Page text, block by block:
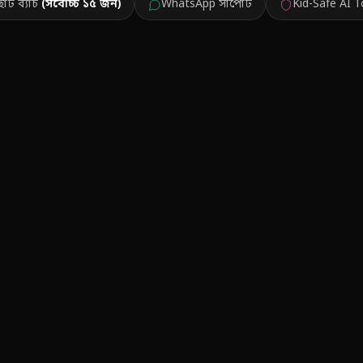
ব্যাচ (সর্বোচ্চ ১৫ জন) WhatsApp সাপোর্ট Kid-Safe AI